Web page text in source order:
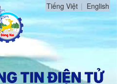
Tiếng Việt English